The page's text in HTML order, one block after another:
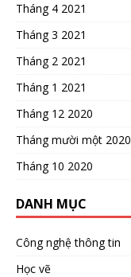
Tháng 4 2021
Tháng 3 2021
Tháng 2 2021
Tháng 1 2021
Tháng 12 2020
Tháng mười một 2020
Tháng 10 2020
DANH MỤC
Công nghệ thông tin
Học vẽ